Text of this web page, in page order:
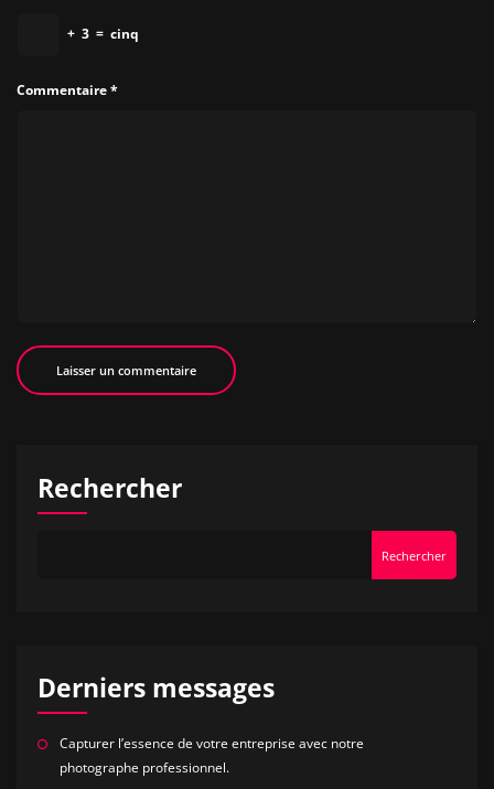
+ 3 = cinq
Commentaire*
Rechercher
Rechercher
Derniers messages
Capturer l’essence de votre entreprise avec notre
photographe professionnel.